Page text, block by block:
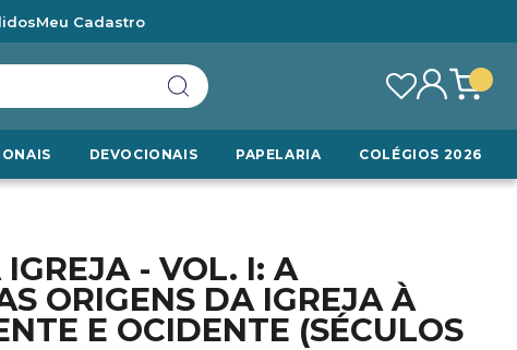
Meu Cadastro
DEVOCIONAIS PAPELARIA COLÉGIOS 2026
- VOL. I: A
ORIGENS DA IGREJA À
E OCIDENTE (SÉCULOS